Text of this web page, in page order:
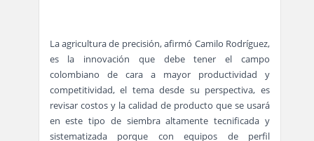
La agricultura de precisión, afirmó Camilo Rodríguez,
es la innovación que debe tener el campo
colombiano de cara a mayor productividad y
competitividad, el tema desde su perspectiva, es
revisar costos y la calidad de producto que se usará
en este tipo de siembra altamente tecnificada y
sistematizada porque con equipos de perfil